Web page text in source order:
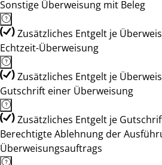
Sonstige Überweisung mit Beleg
Zusätzliches Entgelt je
Echtzeit-Überweisung
Zusätzliches Entgelt je
Gutschrift einer Überweisung
Zusätzliches Entgelt je
Berechtigte Ablehnung der
Überweisungsauftrags